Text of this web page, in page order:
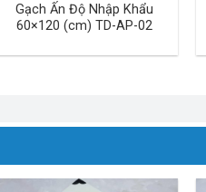
Gạch Ấn Độ Nhập Khẩu
60×120 (cm) TD-AP-02